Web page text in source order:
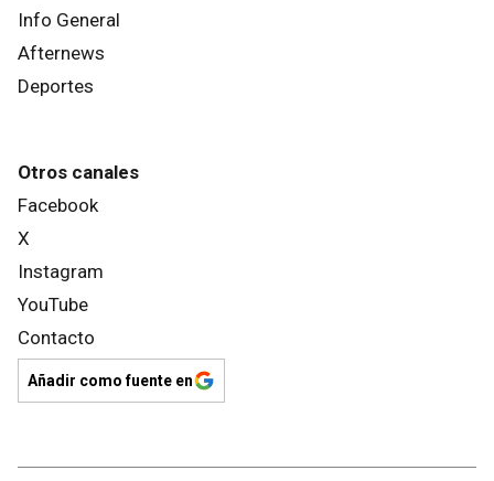
Info General
Afternews
Deportes
Otros canales
Facebook
X
Instagram
YouTube
Contacto
Añadir como fuente en